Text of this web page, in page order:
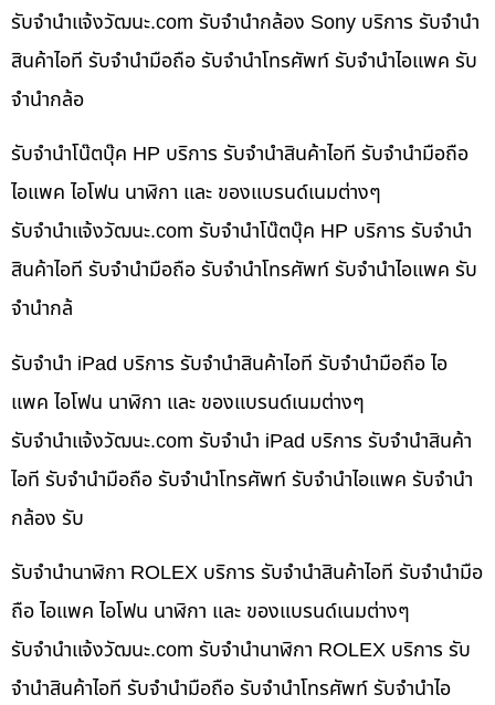
รับจํานําแจ้งวัฒนะ.com รับจำนำกล้อง Sony บริการ รับจำนำ
สินค้าไอที รับจำนำมือถือ รับจำนำโทรศัพท์ รับจำนำไอแพค รับ
จำนำกล้อ
รับจำนำโน๊ตบุ๊ค HP บริการ รับจำนำสินค้าไอที รับจำนำมือถือ
ไอแพค ไอโฟน นาฬิกา และ ของแบรนด์เนมต่างๆ
รับจํานําแจ้งวัฒนะ.com รับจำนำโน๊ตบุ๊ค HP บริการ รับจำนำ
สินค้าไอที รับจำนำมือถือ รับจำนำโทรศัพท์ รับจำนำไอแพค รับ
จำนำกล้
รับจำนำ iPad บริการ รับจำนำสินค้าไอที รับจำนำมือถือ ไอ
แพค ไอโฟน นาฬิกา และ ของแบรนด์เนมต่างๆ
รับจํานําแจ้งวัฒนะ.com รับจำนำ iPad บริการ รับจำนำสินค้า
ไอที รับจำนำมือถือ รับจำนำโทรศัพท์ รับจำนำไอแพค รับจำนำ
กล้อง รับ
รับจำนำนาฬิกา ROLEX บริการ รับจำนำสินค้าไอที รับจำนำมือ
ถือ ไอแพค ไอโฟน นาฬิกา และ ของแบรนด์เนมต่างๆ
รับจํานําแจ้งวัฒนะ.com รับจำนำนาฬิกา ROLEX บริการ รับ
จำนำสินค้าไอที รับจำนำมือถือ รับจำนำโทรศัพท์ รับจำนำไอ